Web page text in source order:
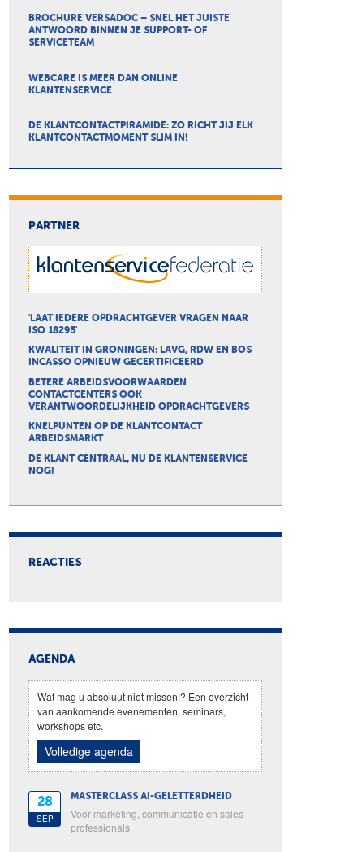
BROCHURE VERSADOC – SNEL HET JUISTE
ANTWOORD BINNEN JE SUPPORT- OF
SERVICETEAM
WEBCARE IS MEER DAN ONLINE
KLANTENSERVICE
DE KLANTCONTACTPIRAMIDE: ZO RICHT JIJ ELK
KLANTCONTACTMOMENT SLIM IN!
PARTNER
'LAAT IEDERE OPDRACHTGEVER VRAGEN NAAR
ISO 18295'
KWALITEIT IN GRONINGEN: LAVG, RDW EN BOS
INCASSO OPNIEUW GECERTIFICEERD
BETERE ARBEIDSVOORWAARDEN
CONTACTCENTERS OOK
VERANTWOORDELIJKHEID OPDRACHTGEVERS
KNELPUNTEN OP DE KLANTCONTACT
ARBEIDSMARKT
DE KLANT CENTRAAL, NU DE KLANTENSERVICE
NOG!
REACTIES
AGENDA
Wat mag u absoluut niet missen!? Een overzicht
van aankomende evenementen, seminars,
workshops etc.
Volledige agenda
28
SEP
MASTERCLASS AI-GELETTERDHEID
Voor marketing, communicatie en sales
professionals